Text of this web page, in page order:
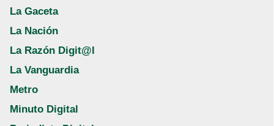
La Gaceta
La Nación
La Razón Digit@l
La Vanguardia
Metro
Minuto Digital